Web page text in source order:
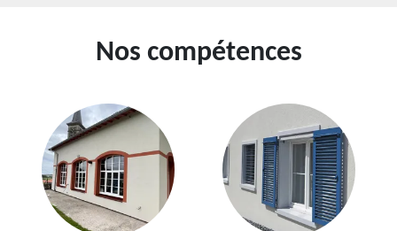
Nos compétences